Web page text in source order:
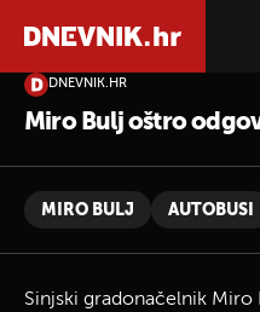
DNEVNIK.HR
Miro Bulj oštro
MIRO BULJ AUTOBUSI
Sinjski gradonačelnik
PRETRAŽITE VIJESTI